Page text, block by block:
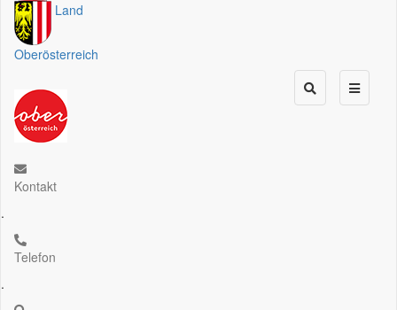
Land
Oberösterreich
Kontakt
.
Telefon
.